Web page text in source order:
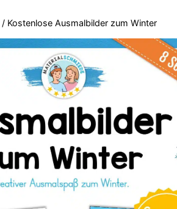
/ Kostenlose Ausmalbilder zum Winter